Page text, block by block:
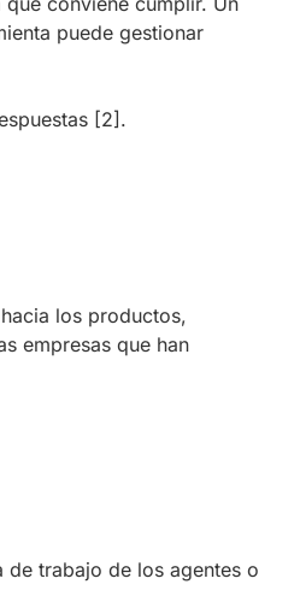
puede gestionar
[2] .
los productos,
empresas que han
de trabajo de los agentes o